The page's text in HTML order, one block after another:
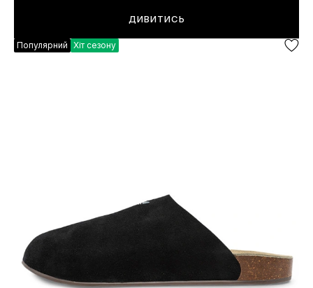
ДИВИТИСЬ
Популярний Хіт сезону